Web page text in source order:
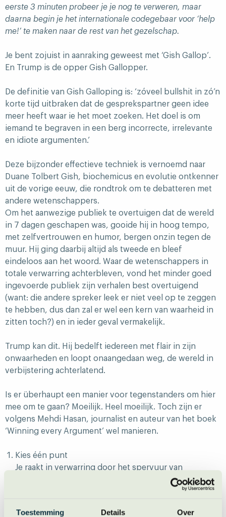
Toestemming Details Over
eerste 3 minuten probeer je je nog te verweren, maar
daarna begin je het internationale codegebaar voor ‘help
me!’ te maken naar de rest van het gezelschap.
Je bent zojuist in aanraking geweest met ‘Gish Gallop’.
En Trump is de opper Gish Gallopper.
De definitie van Gish Galloping is: ‘zóveel bullshit in zó’n
korte tijd uitbraken dat de gesprekspartner geen idee
meer heeft waar ie het moet zoeken. Het doel is om
iemand te begraven in een berg incorrecte, irrelevante
en idiote argumenten.’
Deze bijzonder effectieve techniek is vernoemd naar
Duane Tolbert Gish, biochemicus en evolutie ontkenner
uit de vorige eeuw, die rondtrok om te debatteren met
andere wetenschappers.
Om het aanwezige publiek te overtuigen dat de wereld
in 7 dagen geschapen was, gooide hij in hoog tempo,
met zelfvertrouwen en humor, bergen onzin tegen de
muur. Hij ging daarbij altijd als tweede en bleef
eindeloos aan het woord. Waar de wetenschappers in
totale verwarring achterbleven, vond het minder goed
ingevoerde publiek zijn verhalen best overtuigend
(want: die andere spreker leek er niet veel op te zeggen
te hebben, dus dan zal er wel een kern van waarheid in
zitten toch?) en in ieder geval vermakelijk.
Trump kan dit. Hij bedelft iedereen met flair in zijn
onwaarheden en loopt onaangedaan weg, de wereld in
verbijstering achterlatend.
Is er überhaupt een manier voor tegenstanders om hier
mee om te gaan? Moeilijk. Heel moeilijk. Toch zijn er
volgens Mehdi Hasan, journalist en auteur van het boek
‘Winning every Argument’ wel manieren.
Kies één punt
Je raakt in verwarring door het spervuur van
argumenten. Kies daarom voor één overduidelijk zwak